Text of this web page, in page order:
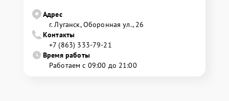
Адрес
г. Луганск, Оборонная ул., 26
Контакты
+7 (863) 333-79-21
Время работы
Работаем с 09:00 до 21:00